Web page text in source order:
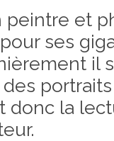
peintre et
ses
il
donc la